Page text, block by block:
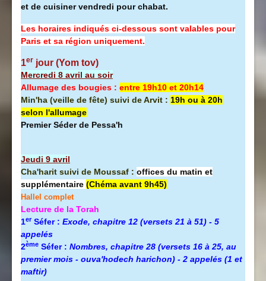
et de cuisiner vendredi pour chabat.
Les horaires indiqués ci-dessous sont valables pour
Paris et sa région uniquement.
1er jour (Yom tov)
Mercredi 8 avril au soir
Allumage des bougies : entre 19h10 et 20h14
Min'ha (veille de fête) suivi de Arvit : 19h ou à 20h
selon l'allumage
Premier Séder de Pessa'h
Jeudi 9 avril
Cha'harit suivi de Moussaf : offices du matin et
supplémentaire (Chéma avant 9h45)
Hallel complet
Lecture de la Torah
1erSéfer : Exode, chapitre 12 (versets 21 à 51) - 5
appelés
2ème Séfer : Nombres, chapitre 28 (versets 16 à 25, au
premier mois - ouva'hodech harichon) - 2 appelés (1 et
maftir)